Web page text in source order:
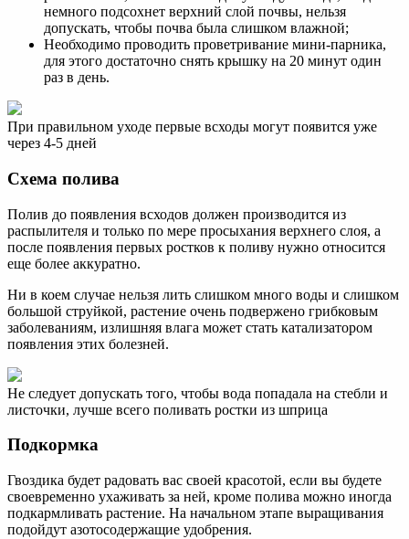
немного подсохнет верхний слой почвы, нельзя
допускать, чтобы почва была слишком влажной;
Необходимо проводить проветривание мини-парника,
для этого достаточно снять крышку на 20 минут один
раз в день.
При правильном уходе первые всходы могут появится уже
через 4-5 дней
Схема полива
Полив до появления всходов должен производится из
распылителя и только по мере просыхания верхнего слоя, а
после появления первых ростков к поливу нужно относится
еще более аккуратно.
Ни в коем случае нельзя лить слишком много воды и слишком
большой струйкой, растение очень подвержено грибковым
заболеваниям, излишняя влага может стать катализатором
появления этих болезней.
Не следует допускать того, чтобы вода попадала на стебли и
листочки, лучше всего поливать ростки из шприца
Подкормка
Гвоздика будет радовать вас своей красотой, если вы будете
своевременно ухаживать за ней, кроме полива можно иногда
подкармливать растение. На начальном этапе выращивания
подойдут азотосодержащие удобрения.